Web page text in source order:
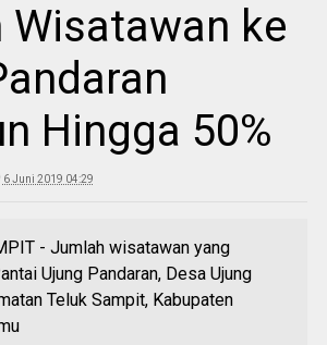
ke
Hingga 50%
6 Juni 2019 04:29
- Jumlah wisatawan yang
Ujung Pandaran, Desa Ujung
Teluk Sampit, Kabupaten